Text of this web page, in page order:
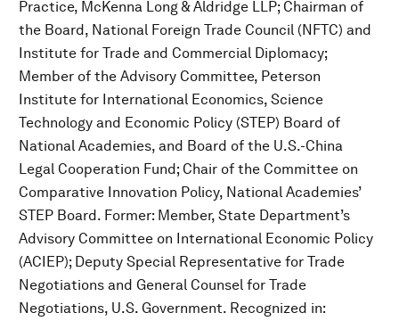
Practice, McKenna Long & Aldridge LLP; Chairman of
the Board, National Foreign Trade Council (NFTC) and
Institute for Trade and Commercial Diplomacy;
Member of the Advisory Committee, Peterson
Institute for International Economics, Science
Technology and Economic Policy (STEP) Board of
National Academies, and Board of the U.S.-China
Legal Cooperation Fund; Chair of the Committee on
Comparative Innovation Policy, National Academies’
STEP Board. Former: Member, State Department’s
Advisory Committee on International Economic Policy
(ACIEP); Deputy Special Representative for Trade
Negotiations and General Counsel for Trade
Negotiations, U.S. Government. Recognized in: